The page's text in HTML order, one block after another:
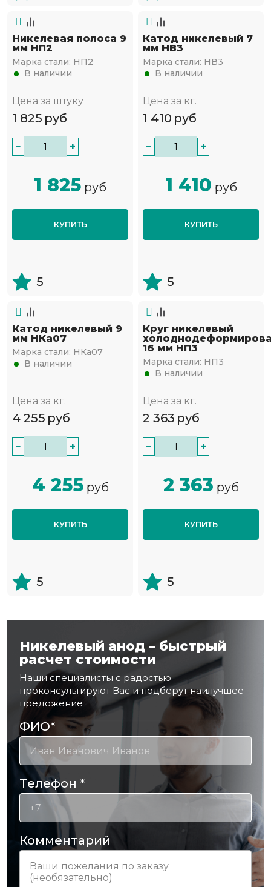
Никелевая полоса 9
мм НП2
Марка стали: НП2
В наличии
Цена за штуку
1 825 руб
− +
1 825 руб
КУПИТЬ
5
Катод никелевый 7
мм НВ3
Марка стали: НВ3
В наличии
Цена за кг.
1 410 руб
− +
1 410 руб
КУПИТЬ
5
Катод никелевый 9
мм НКа07
Марка стали: НКа07
В наличии
Цена за кг.
4 255 руб
− +
4 255руб
КУПИТЬ
5
Круг никелевый
16 мм НП3
Марка стали: НП3
В наличии
Цена за кг.
2 363 руб
− +
2 363 руб
КУПИТЬ
5
Никелевый анод – быстрый
расчет стоимости
Наши специалисты с радостью
проконсультируют Вас и подберут наилучшее
предожение
ФИО*
Телефон *
Комментарий